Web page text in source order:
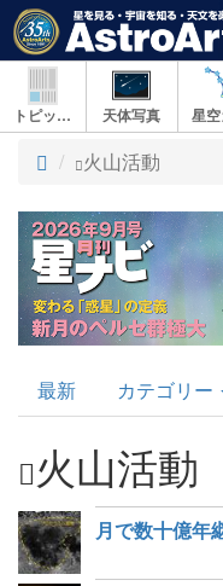
トピックス 天体写真
ト
プ
火山活動
AstroArts
Topics
最新 カテゴリー
火山活動